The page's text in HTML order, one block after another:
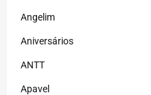
Angelim
Aniversários
ANTT
Apavel